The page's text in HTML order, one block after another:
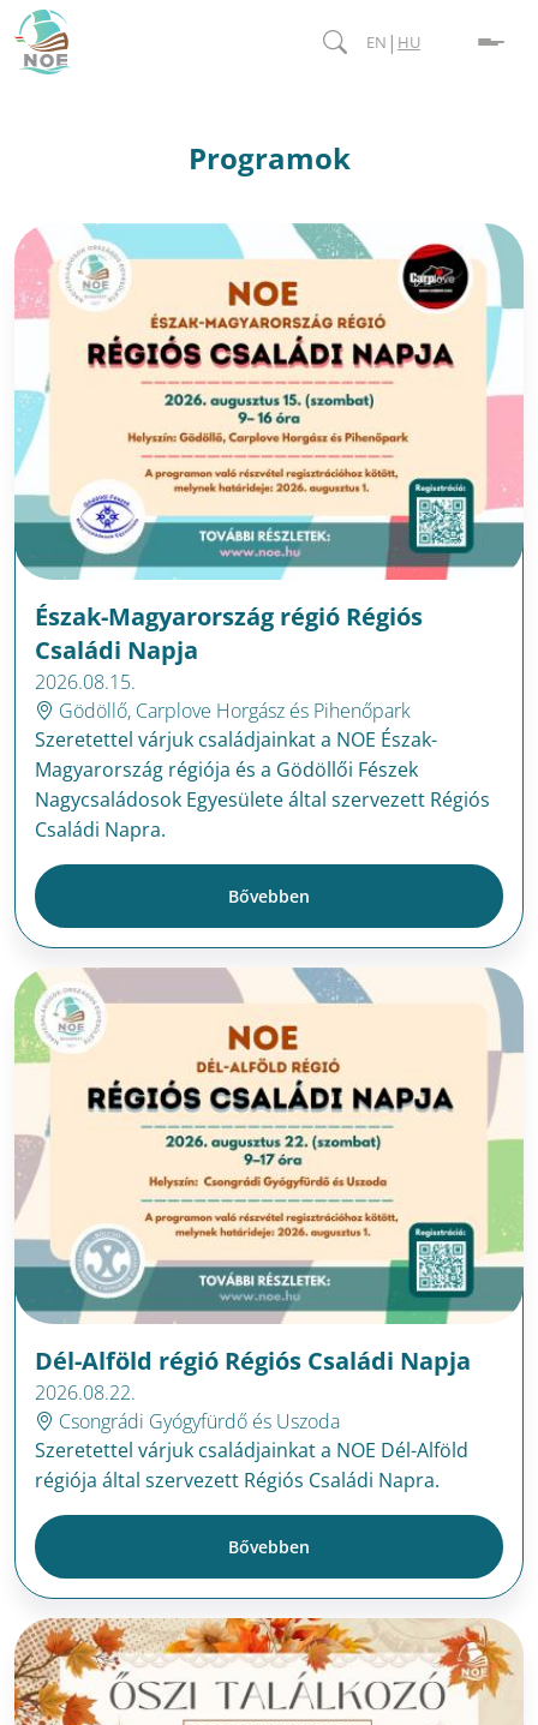
EN | HU
Programok
Észak-Magyarország régió Régiós
Családi Napja
2026.08.15.
Gödöllő, Carplove Horgász és Pihenőpark
Szeretettel várjuk családjainkat a NOE Észak-
Magyarország régiója és a Gödöllői Fészek
Nagycsaládosok Egyesülete által szervezett Régiós
Családi Napra.
Bővebben
Dél-Alföld régió Régiós Családi Napja
2026.08.22.
Csongrádi Gyógyfürdő és Uszoda
Szeretettel várjuk családjainkat a NOE Dél-Alföld
régiója által szervezett Régiós Családi Napra.
Bővebben